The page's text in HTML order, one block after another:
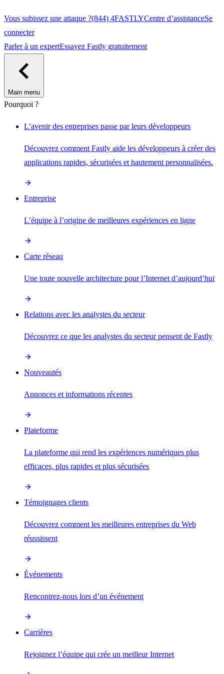
Vous subissez une attaque ?(844) 4FASTLYCentre d’assistanceSe
connecter
Parler à un expertEssayez Fastly gratuitement
Main menu
Pourquoi ?
L’avenir des entreprises passe par leurs développeurs
Découvrez comment Fastly aide les développeurs à créer des
applications rapides, sécurisées et hautement personnalisées.
Entreprise
L’équipe à l’origine de meilleures expériences en ligne
Carte réseau
Une toute nouvelle architecture pour l’Internet d’aujourd’hui
Relations avec les analystes du secteur
Découvrez ce que les analystes du secteur pensent de Fastly
Nouveautés
Annonces et informations récentes
Plateforme
La plateforme qui rend les expériences numériques plus
efficaces, plus rapides et plus sécurisées
Témoignages clients
Découvrez comment les meilleures entreprises du Web
réussissent
Événements
Rencontrez-nous lors d’un événement
Carrières
Rejoignez l’équipe qui crée un meilleur Internet